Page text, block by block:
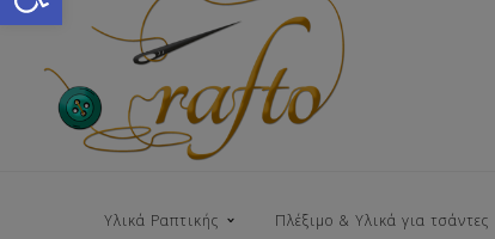
Υλικά Ραπτικής Πλέξιμο & Υλικά για τσάντες